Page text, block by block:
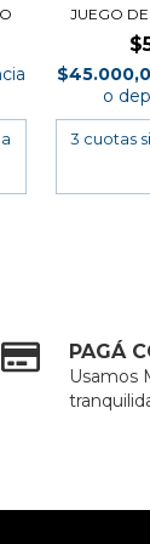
JUEGO
o
PAGÁ
Usamos